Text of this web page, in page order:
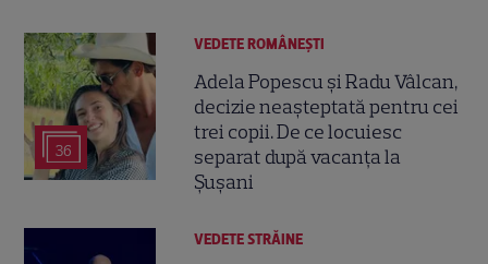
36
VEDETE ROMÂNEŞTI
Adela Popescu și Radu Vâlcan,
decizie neașteptată pentru cei
trei copii. De ce locuiesc
separat după vacanța la
Șușani
VEDETE STRĂINE